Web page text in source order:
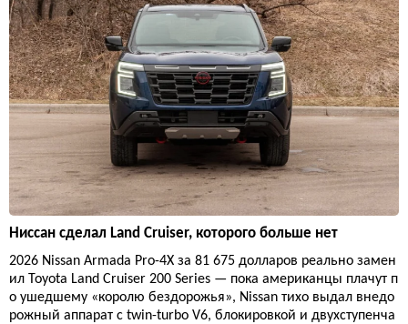
Ниссан сделал Land Cruiser, которого больше нет
2026 Nissan Armada Pro-4X за 81 675 долларов реально замен
ил Toyota Land Cruiser 200 Series — пока американцы плачут п
о ушедшему «королю бездорожья», Nissan тихо выдал внедо
рожный аппарат с twin-turbo V6, блокировкой и двухступенча